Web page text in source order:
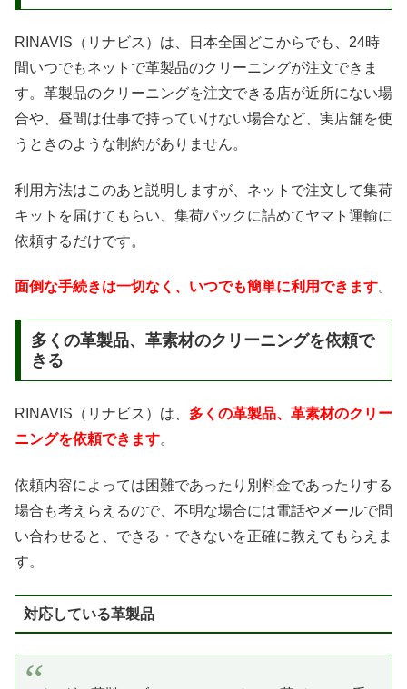
RINAVIS（リナビス）は、日本全国どこからでも、24時
間いつでもネットで革製品のクリーニングが注文できま
す。革製品のクリーニングを注文できる店が近所にない場
合や、昼間は仕事で持っていけない場合など、実店舗を使
うときのような制約がありません。
利用方法はこのあと説明しますが、ネットで注文して集荷
キットを届けてもらい、集荷パックに詰めてヤマト運輸に
依頼するだけです。
面倒な手続きは一切なく、いつでも簡単に利用できます。
多くの革製品、革素材のクリーニングを依頼で
きる
RINAVIS（リナビス）は、 多くの革製品、革素材のクリー
ニングを依頼できます。
依頼内容によっては困難であったり別料金であったりする
場合も考えらえるので、不明な場合には電話やメールで問
い合わせると、できる・できないを正確に教えてもらえま
す。
対応している革製品